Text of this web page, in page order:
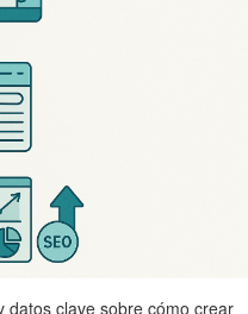
datos clave sobre cómo crear